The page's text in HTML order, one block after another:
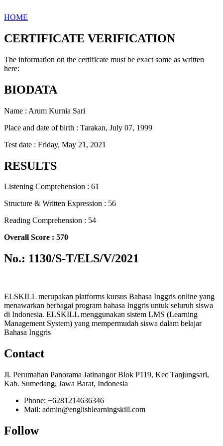
HOME
CERTIFICATE VERIFICATION
The information on the certificate must be exact some as written
here:
BIODATA
Name : Arum Kurnia Sari
Place and date of birth : Tarakan, July 07, 1999
Test date : Friday, May 21, 2021
RESULTS
Listening Comprehension : 61
Structure & Written Expression : 56
Reading Comprehension : 54
Overall Score : 570
No.: 1130/S-T/ELS/V/2021
ELSKILL merupakan platforms kursus Bahasa Inggris online yang
menawarkan berbagai program bahasa Inggris untuk seluruh siswa
di Indonesia. ELSKILL menggunakan sistem LMS (Learning
Management System) yang mempermudah siswa dalam belajar
Bahasa Inggris
Contact
Jl. Perumahan Panorama Jatinangor Blok P119, Kec Tanjungsari,
Kab. Sumedang, Jawa Barat, Indonesia
Phone: +6281214636346
Mail: admin@englishlearningskill.com
Follow